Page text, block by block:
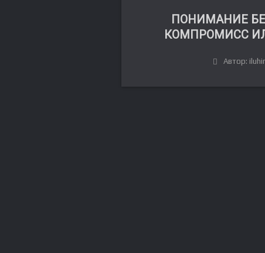
ПОНИМАНИЕ
КОМПРОМИСС
Автор: